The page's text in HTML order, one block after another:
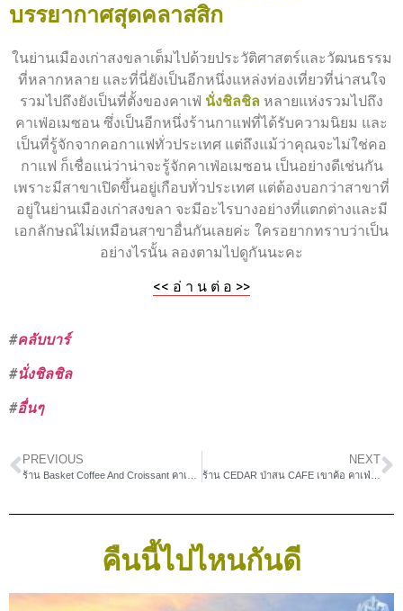
บรรยากาศสุดคลาสสิก
ในย่านเมืองเก่าสงขลาเต็มไปด้วยประวัติศาสตร์และวัฒนธรรม
ที่หลากหลาย และที่นี่ยังเป็นอีกหนึ่งแหล่งท่องเที่ยวที่น่าสนใจ
รวมไปถึงยังเป็นที่ตั้งของคาเฟ่ นั่งชิลชิล หลายแห่งรวมไปถึง
คาเฟ่อเมซอน ซึ่งเป็นอีกหนึ่งร้านกาแฟที่ได้รับความนิยม และ
เป็นที่รู้จักจากคอกาแฟทั่วประเทศ แต่ถึงแม้ว่าคุณจะไม่ใช่คอ
กาแฟ ก็เชื่อแน่ว่าน่าจะรู้จักคาเฟ่อเมซอน เป็นอย่างดีเช่นกัน
เพราะมีสาขาเปิดขึ้นอยู่เกือบทั่วประเทศ แต่ต้องบอกว่าสาขาที่
อยู่ในย่านเมืองเก่าสงขลา จะมีอะไรบางอย่างที่แตกต่างและมี
เอกลักษณ์ไม่เหมือนสาขาอื่นกันเลยค่ะ ใครอยากทราบว่าเป็น
อย่างไรนั้น ลองตามไปดูกันนะคะ
<< อ่ า น ต่ อ >>
#คลับบาร์
#นั่งชิลชิล
#อื่นๆ
PREVIOUS NEXT
คืนนี้ไปไหนกันดี